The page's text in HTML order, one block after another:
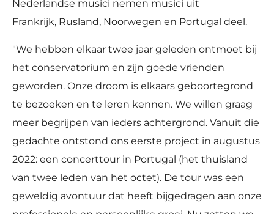
Nederlandse musici nemen musici uit
Frankrijk, Rusland, Noorwegen en Portugal deel.
"We hebben elkaar twee jaar geleden ontmoet bij
het conservatorium en zijn goede vrienden
geworden. Onze droom is elkaars geboortegrond
te bezoeken en te leren kennen. We willen graag
meer begrijpen van ieders achtergrond. Vanuit die
gedachte ontstond ons eerste project in augustus
2022: een concerttour in Portugal (het thuisland
van twee leden van het octet). De tour was een
geweldig avontuur dat heeft bijgedragen aan onze